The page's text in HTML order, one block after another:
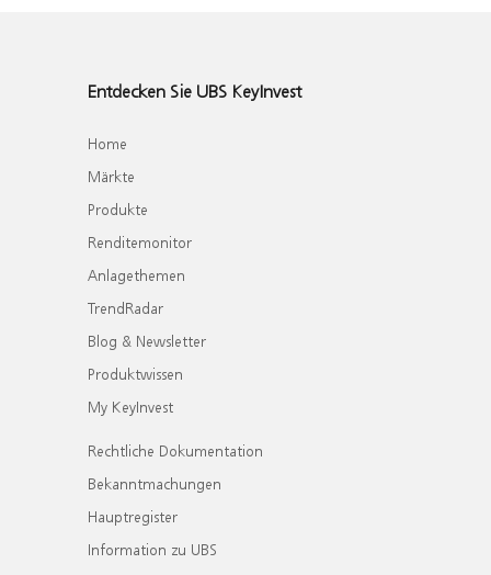
Entdecken Sie UBS KeyInvest
Home
Märkte
Produkte
Renditemonitor
Anlagethemen
TrendRadar
Blog & Newsletter
Produktwissen
My KeyInvest
Rechtliche Dokumentation
Bekanntmachungen
Hauptregister
Information zu UBS